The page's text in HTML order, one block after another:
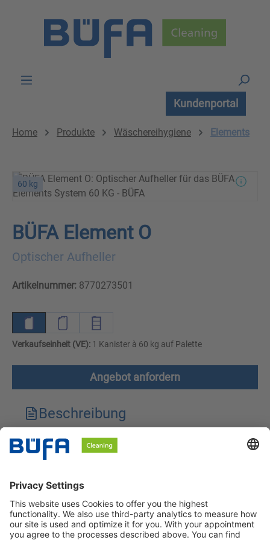
Kundenportal
Home Produkte Wäschereihygiene Elements
60 kg
BÜFA Element O
Optischer Aufheller
Artikelnummer: 8770273501
Verkaufseinheit (VE): 1 Kanister à 60 kg auf Palette
Angebot anfordern
Beschreibung
Technische Merkmale
Sicherheitshinweise